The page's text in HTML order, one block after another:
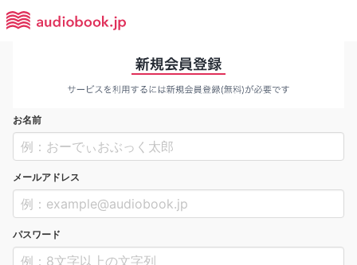
お名前
メールアドレス
パスワード